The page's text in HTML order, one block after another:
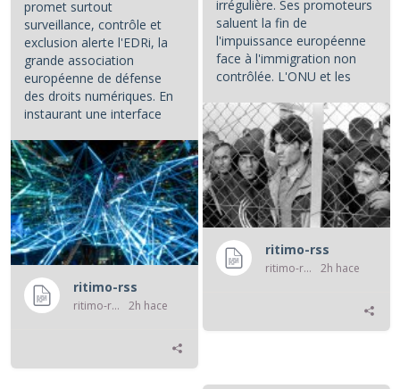
irrégulière. Ses promoteurs
saluent la fin de
l'impuissance européenne
face à l'immigration non
contrôlée. L'ONU et les
ritimo-rss
ritimo-rss 2h hace
promet surtout
surveillance, contrôle et
exclusion alerte l'EDRi, la
grande association
européenne de défense
des droits numériques. En
instaurant une interface
ritimo-rss
ritimo-rss 2h hace